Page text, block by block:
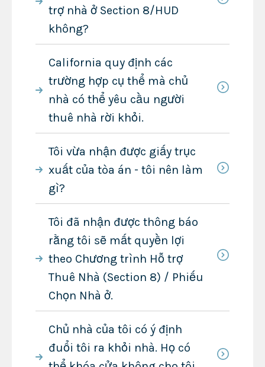
trợ nhà ở Section 8/HUD
không?
California quy định các
trường hợp cụ thể mà chủ
nhà có thể yêu cầu người
thuê nhà rời khỏi.
Tôi vừa nhận được giấy trục
xuất của tòa án - tôi nên làm
gì?
Tôi đã nhận được thông báo
rằng tôi sẽ mất quyền lợi
theo Chương trình Hỗ trợ
Thuê Nhà (Section 8) / Phiếu
Chọn Nhà ở.
Chủ nhà của tôi có ý định
đuổi tôi ra khỏi nhà. Họ có